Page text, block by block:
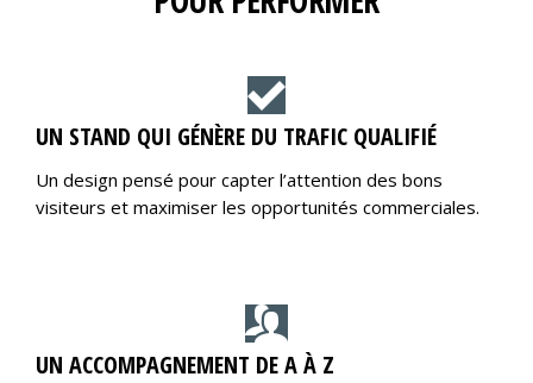
UN STAND QUI GÉNÈRE DU TRAFIC QUALIFIÉ
Un design pensé pour capter l’attention des bons
visiteurs et maximiser les opportunités commerciales.
UN ACCOMPAGNEMENT DE A À Z